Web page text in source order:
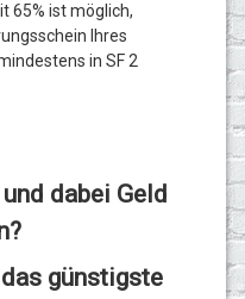
65% ist möglich,
Ihres
in SF 2
dabei Geld
günstigste